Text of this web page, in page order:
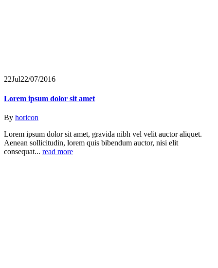
22Jul22/07/2016
Lorem ipsum dolor sit amet
By horicon
Lorem ipsum dolor sit amet, gravida nibh vel velit auctor aliquet.
Aenean sollicitudin, lorem quis bibendum auctor, nisi elit
consequat... read more